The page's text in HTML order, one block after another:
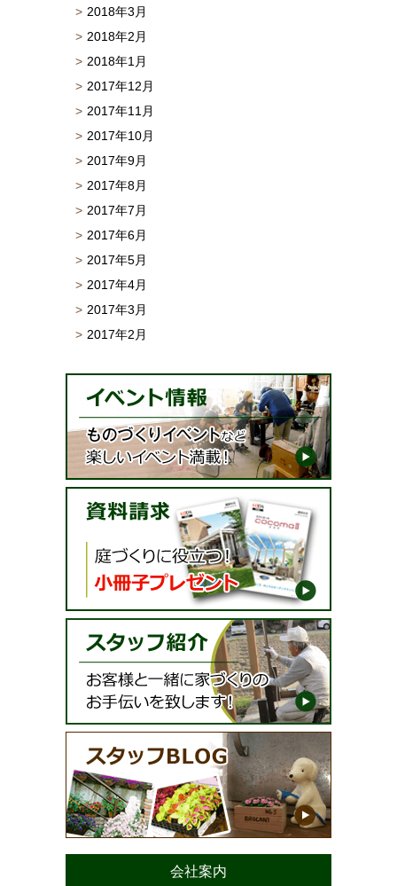
2018年3月
2018年2月
2018年1月
2017年12月
2017年11月
2017年10月
2017年9月
2017年8月
2017年7月
2017年6月
2017年5月
2017年4月
2017年3月
2017年2月
会社案内